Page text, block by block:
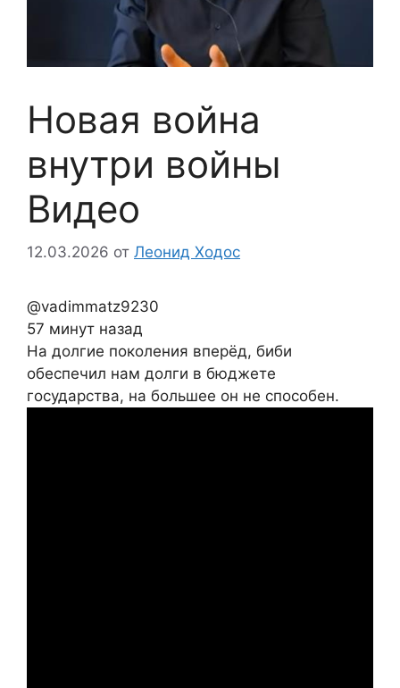
Новая война
внутри войны
Видео
12.03.2026 от Леонид Ходос
@vadimmatz9230
57 минут назад
На долгие поколения вперёд, биби
обеспечил нам долги в бюджете
государства, на большее он не способен.